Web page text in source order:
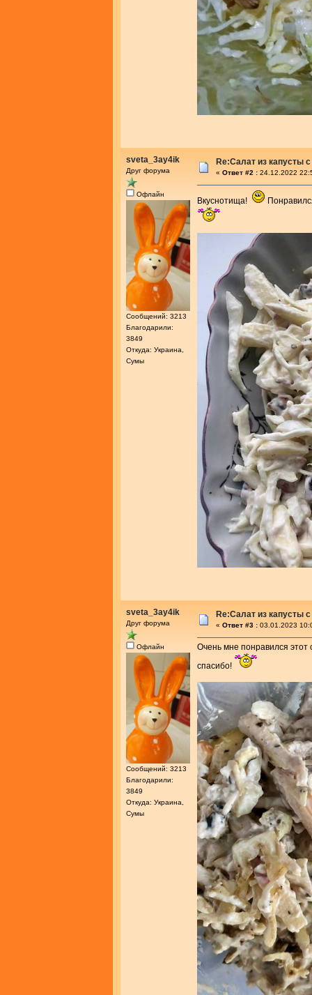
sveta_3ay4ik
Друг форума
Офлайн
Сообщений: 3213
Благодарили:
3849
Откуда: Украина,
Сумы
Re:Салат из капусты
« Ответ #2 : 24.12.2022
Вкуснотища!
sveta_3ay4ik
Друг форума
Офлайн
Сообщений: 3213
Благодарили:
3849
Откуда: Украина,
Сумы
Re:Салат из капусты
« Ответ #3 : 03.01.2023
Очень мне понравился этот
спасибо!